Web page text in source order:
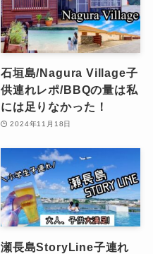
石垣島/Nagura Village子
供連れレポ/BBQの量は私
には足りなかった！
2024年11月18日
瀬長島StoryLine子連れ